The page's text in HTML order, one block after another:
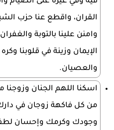
القران، واقطع عنا حزب
وامنن علينا بالتوبة
الإيمان وزينة في قلوبنا
والعصيان.
اسكنا اللهم الجنان وزوجنا
من كل فاكهة زوجان في
وجودك وكرمك وإحسان لطفك